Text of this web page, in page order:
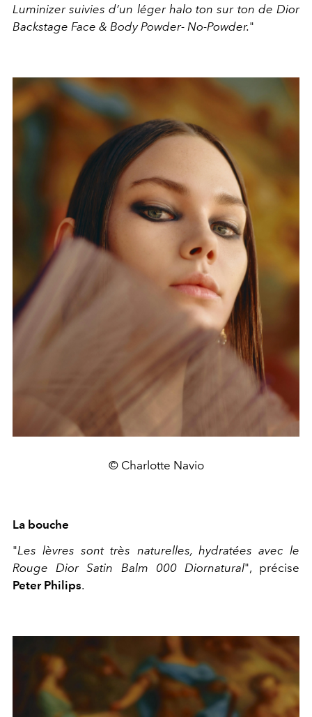
Luminizer suivies d’un léger halo ton sur ton de Dior
Backstage Face & Body Powder- No-Powder."
© Charlotte Navio
La bouche
"Les lèvres sont très naturelles, hydratées avec le
Rouge Dior Satin Balm 000 Diornatural", précise
Peter Philips.